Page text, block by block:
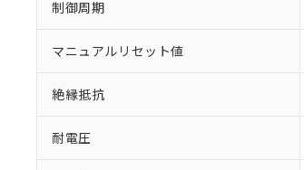
制御周期
マニュアルリセット値
絶縁抵抗
耐電圧